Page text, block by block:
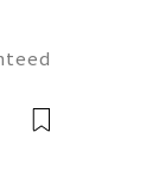
it p